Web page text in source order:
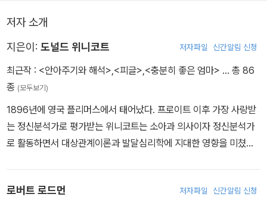
저자 소개
지은이: 도널드 위니코트 저자파일 신간알림 신청
최근작 : <안아주기와 해석>,<피글>,<충분히 좋은 엄마> … 총 86
종 (모두보기)
1896년에 영국 플리머스에서 태어났다. 프로이트 이후 가장 사랑받
는 정신분석가로 평가받는 위니코트는 소아과 의사이자 정신분석가
로 활동하면서 대상관계이론과 발달심리학에 지대한 영향을 미쳤다.
에서 의학 학위를 받았다. 젊은 시절 퀸엘리자베스 병원과 패딩턴그
로버트 로드먼 저자파일 신간알림 신청